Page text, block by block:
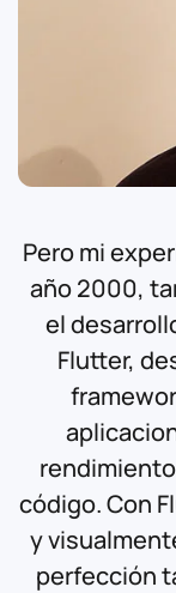
Pero mi
año 2000,
el
Flutter,
código. Con
y
perfección